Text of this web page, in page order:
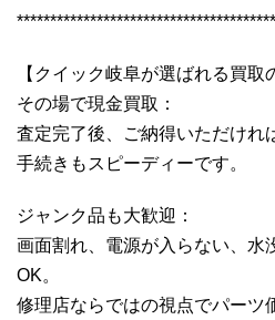
【クイック岐阜が選ばれる買取
その場で現金買取：
査定完了後、ご納得いただけれ
手続きもスピーディーです。
ジャンク品も大歓迎：
画面割れ、電源が入らない、水
OK。
修理店ならではの視点でパーツ